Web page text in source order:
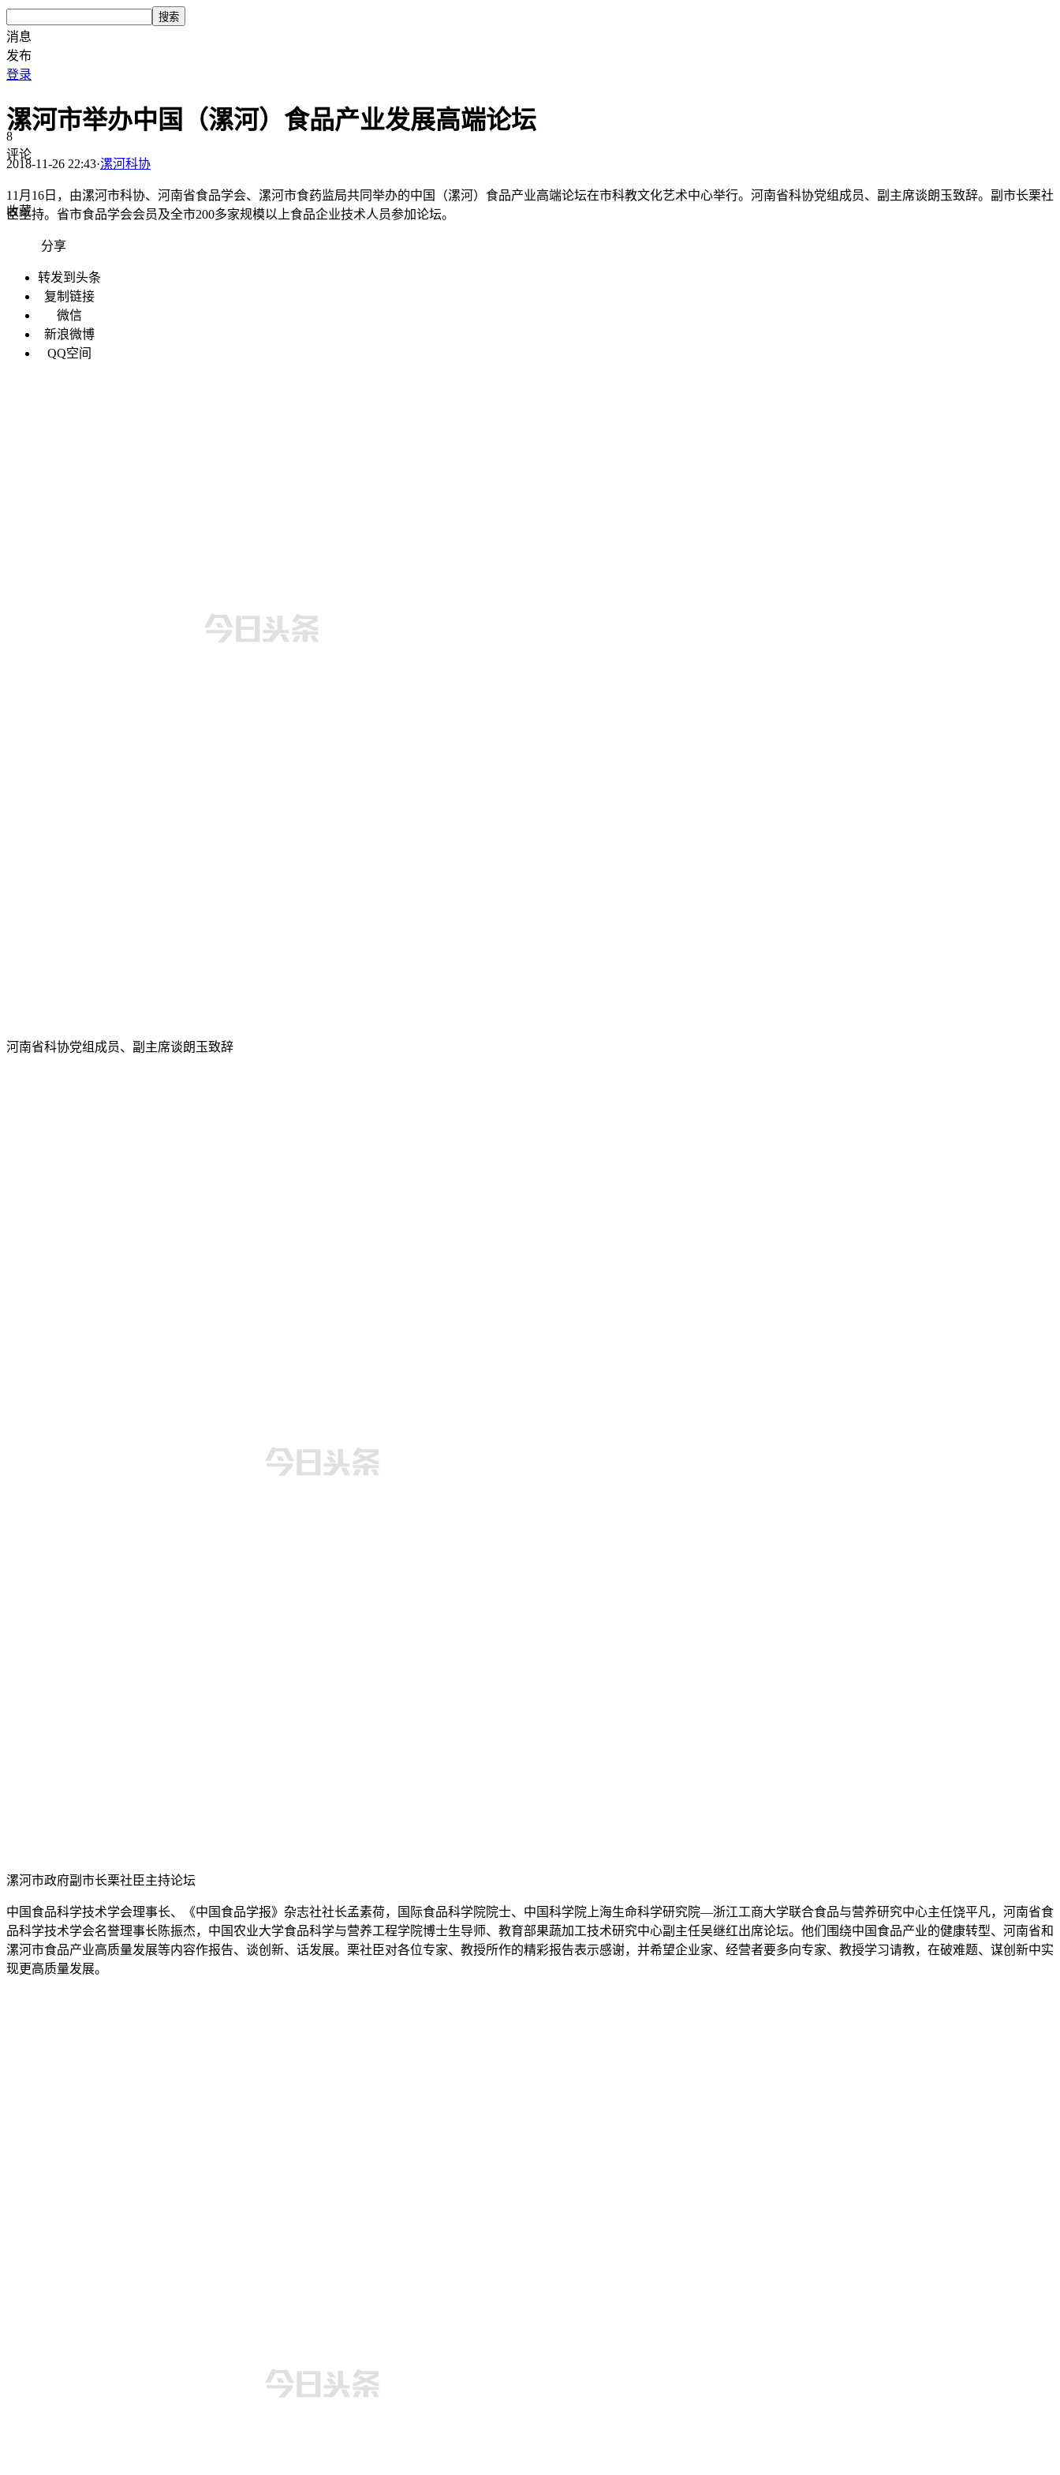
搜索
消息
发布
登录
8
评论
收藏
分享
转发到头条
复制链接
微信
新浪微博
QQ空间
漯河市举办中国（漯河）食品产业发展高端论坛
2018-11-26 22:43·漯河科协
11月16日，由漯河市科协、河南省食品学会、漯河市食药监局共同举办的中国（漯河）食品产业高端论坛在市科教文化艺术中心举行。河南省科协党组成员、副主席谈朗玉致辞。副市长栗社
臣主持。省市食品学会会员及全市200多家规模以上食品企业技术人员参加论坛。
河南省科协党组成员、副主席谈朗玉致辞
漯河市政府副市长栗社臣主持论坛
中国食品科学技术学会理事长、《中国食品学报》杂志社社长孟素荷，国际食品科学院院士、中国科学院上海生命科学研究院—浙江工商大学联合食品与营养研究中心主任饶平凡，河南省食
品科学技术学会名誉理事长陈振杰，中国农业大学食品科学与营养工程学院博士生导师、教育部果蔬加工技术研究中心副主任吴继红出席论坛。他们围绕中国食品产业的健康转型、河南省和
漯河市食品产业高质量发展等内容作报告、谈创新、话发展。栗社臣对各位专家、教授所作的精彩报告表示感谢，并希望企业家、经营者要多向专家、教授学习请教，在破难题、谋创新中实
现更高质量发展。